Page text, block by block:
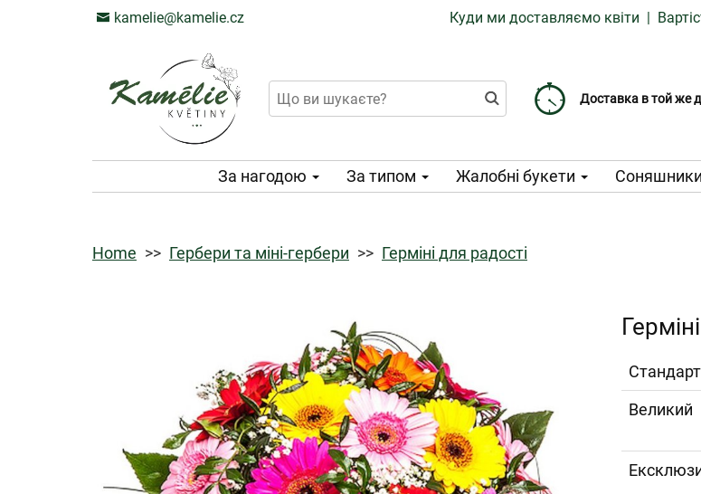
kamelie@kamelie.cz Куди ми доставляємо квіти |
Доставка в той же
Доставка від 99 CZK
Виберіть дату
За нагодою За типом Жалобні букети Соняшники
Home Гербери та міні-гербери Герміні для радості
Великий